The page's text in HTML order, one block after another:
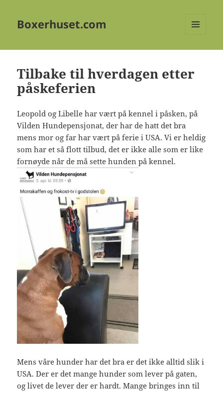
Boxerhuset.com
Tilbake til hverdagen etter
påskeferien
Leopold og Libelle har vært på kennel i påsken, på
Vilden Hundepensjonat, der har de hatt det bra
mens mor og far har vært på ferie i USA. Vi er heldig
som har et så flott tilbud, det er ikke alle som er like
fornøyde når de må sette hunden på kennel.
Mens våre hunder har det bra er det ikke alltid slik i
USA. Der er det mange hunder som lever på gaten,
og livet de lever der er hardt. Mange bringes inn til